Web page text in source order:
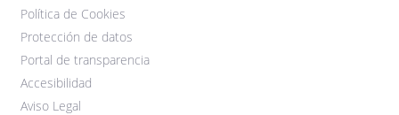
Política de Cookies
Protección de datos
Portal de transparencia
Accesibilidad
Aviso Legal